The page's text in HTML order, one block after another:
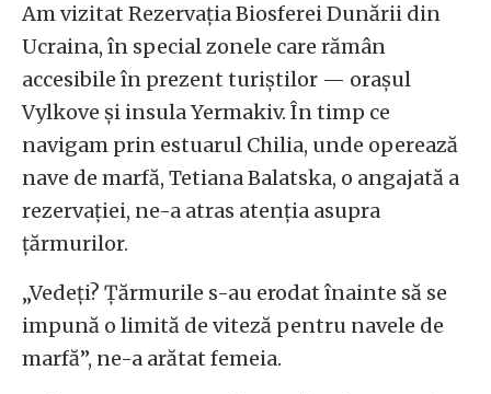
Am vizitat Rezervația Biosferei Dunării din
Ucraina, în special zonele care rămân
accesibile în prezent turiștilor — orașul
Vylkove și insula Yermakiv. În timp ce
navigam prin estuarul Chilia, unde operează
nave de marfă, Tetiana Balatska, o angajată a
rezervației, ne-a atras atenția asupra
țărmurilor.
„Vedeți? Țărmurile s-au erodat înainte să se
impună o limită de viteză pentru navele de
marfă”, ne-a arătat femeia.